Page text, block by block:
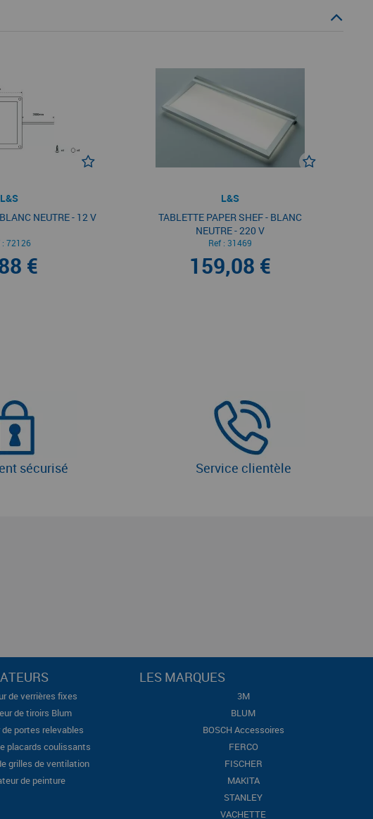
L&S
NEUTRE - 12 V
: 72126
€
L&S
TABLETTE PAPER SHEF - BLANC
NEUTRE - 220 V
Ref : 31469
159,08 €
sécurisé Service clientèle
de verrières fixes
de tiroirs Blum
portes relevables
placards coulissants
grilles de ventilation
de peinture
LES MARQUES
3M
BLUM
BOSCH Accessoires
FERCO
FISCHER
MAKITA
STANLEY
VACHETTE